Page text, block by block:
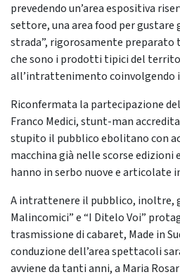
prevedendo un’area espositiva
settore, una area food per gustare
strada”, rigorosamente preparato
che sono i prodotti tipici del
all’intrattenimento coinvolgendo
Riconfermata la partecipazione
Franco Medici, stunt-man
stupito il pubblico ebolitano con
macchina già nelle scorse edizioni
hanno in serbo nuove e articolate
A intrattenere il pubblico, inoltre,
Malincomici” e “I Ditelo Voi”
trasmissione di cabaret, Made in
conduzione dell’area spettacoli
avviene da tanti anni, a Maria